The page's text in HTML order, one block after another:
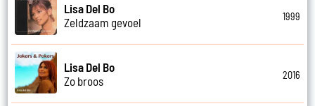
Lisa Del Bo
Zeldzaam gevoel
1999
Lisa Del Bo
Zo broos
2016